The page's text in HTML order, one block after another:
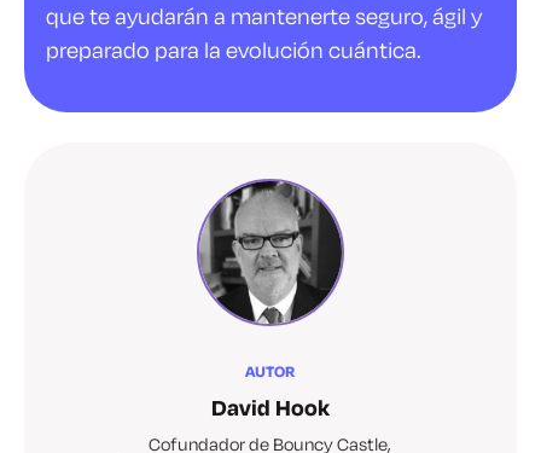
que te ayudarán a mantenerte seguro, ágil y
preparado para la evolución cuántica.
AUTOR
David Hook
Cofundador de Bouncy Castle,